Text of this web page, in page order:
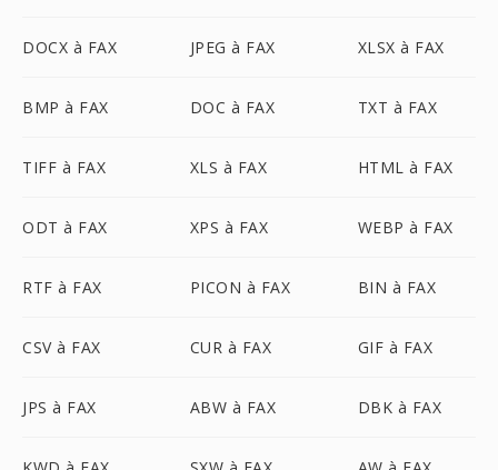
DOCX à FAX JPEG à FAX XLSX à FAX
BMP à FAX DOC à FAX TXT à FAX
TIFF à FAX XLS à FAX HTML à FAX
ODT à FAX XPS à FAX WEBP à FAX
RTF à FAX PICON à FAX BIN à FAX
CSV à FAX CUR à FAX GIF à FAX
JPS à FAX ABW à FAX DBK à FAX